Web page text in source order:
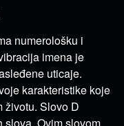
numerološku i
imena je
uticaje.
karakteristike koje
životu. Slovo D